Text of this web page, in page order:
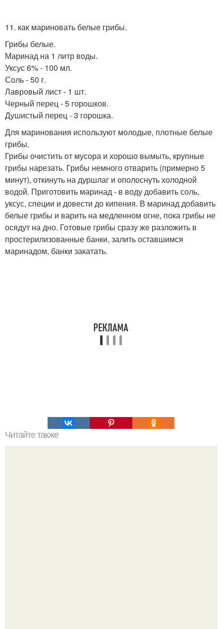
11. как мариновать белые грибы.
Грибы белые.
Маринад на 1 литр воды.
Уксус 6% - 100 мл.
Соль - 50 г.
Лавровый лист - 1 шт.
Черный перец - 5 горошков.
Душистый перец - 3 горошка.
Для маринования используют молодые, плотные белые
грибы.
Грибы очистить от мусора и хорошо вымыть, крупные
грибы нарезать. Грибы немного отварить (примерно 5
минут), откинуть на дуршлаг и ополоснуть холодной
водой. Приготовить маринад - в воду добавить соль,
уксус, специи и довести до кипения. В маринад добавить
белые грибы и варить на медленном огне, пока грибы не
осядут на дно. Готовые грибы сразу же разложить в
простерилизованные банки, залить оставшимся
маринадом, банки закатать.
Читайте также